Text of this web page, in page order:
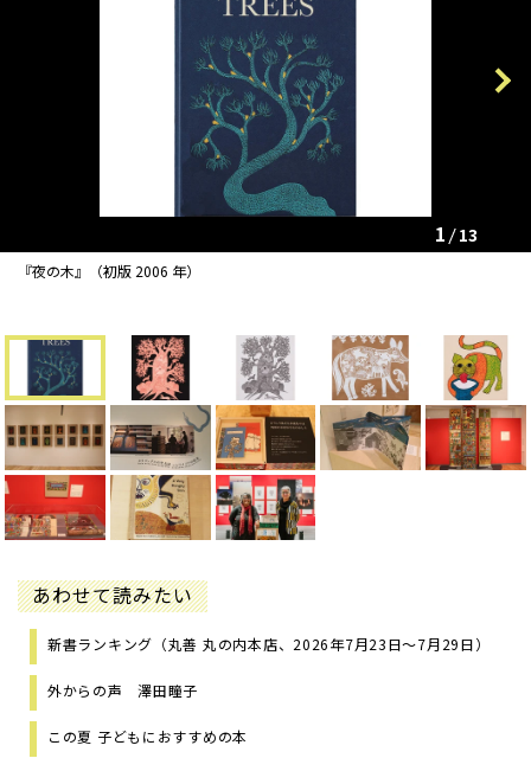
『夜の木』（初版 2006 年）
Next
1 13
あわせて読みたい
新書ランキング（丸善 丸の内本店、2026年7月23日～7月29日）
外からの声 澤田瞳子
この夏 子どもにおすすめの本